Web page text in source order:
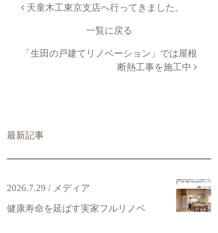
投稿ナビゲーション
天童木工東京支店へ行ってきました。
一覧に戻る
「生田の戸建てリノベーション」では屋根
断熱工事を施工中
最新記事
2026.7.29
メディア
健康寿命を延ばす実家フルリノベ